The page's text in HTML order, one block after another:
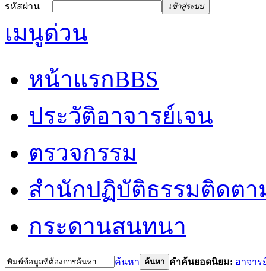
รหัสผ่าน
เข้าสู่ระบบ
เมนูด่วน
หน้าแรกBBS
ประวัติอาจารย์เจน
ตรวจกรรม
สำนักปฏิบัติธรรมติดต
กระดานสนทนา
ค้นหา ค้นหา คำค้นยอดนิยม: อาจาร